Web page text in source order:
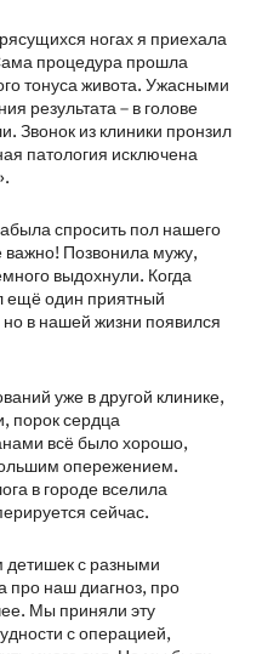
ногах я приехала
процедура прошла
тонуса живота. Ужасными
результата – в голове
Звонок из клиники пронзил
патология исключена
спросить пол нашего
Позвонила мужу,
выдохнули. Когда
ещё один приятный
в нашей жизни появился
уже в другой клинике,
порок сердца
всё было хорошо,
опережением.
в городе вселила
сейчас.
с разными
про наш диагноз, про
Мы приняли эту
с операцией,